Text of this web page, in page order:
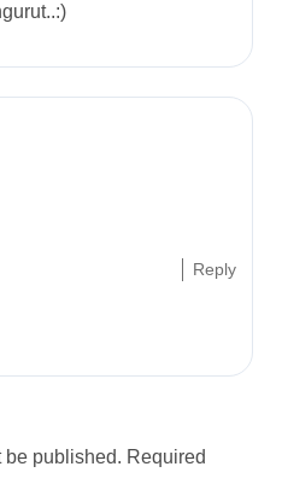
Reply
be published. Required